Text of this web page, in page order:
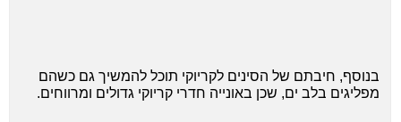
בנוסף, חיבתם של הסינים לקריוקי תוכל להמשיך גם כשהם
מפליגים בלב ים, שכן באונייה חדרי קריוקי גדולים ומרווחים.